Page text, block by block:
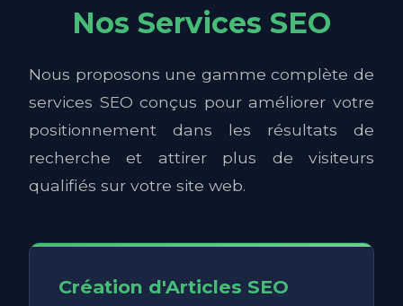
Nos Services SEO
Nous proposons une gamme complète de
services SEO conçus pour améliorer votre
positionnement dans les résultats de
recherche et attirer plus de visiteurs
qualifiés sur votre site web.
Création d'Articles SEO